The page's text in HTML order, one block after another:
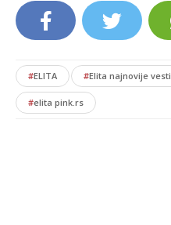
#ELITA #Elita najnovije vesti
#elita pink.rs